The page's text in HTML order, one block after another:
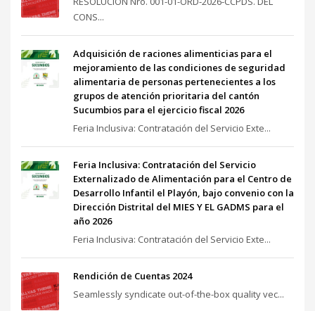
CONS...
Adquisición de raciones alimenticias para el
mejoramiento de las condiciones de seguridad
alimentaria de personas pertenecientes a los
grupos de atención prioritaria del cantón
Sucumbios para el ejercicio fiscal 2026
Feria Inclusiva: Contratación del Servicio Exte...
Feria Inclusiva: Contratación del Servicio
Externalizado de Alimentación para el Centro de
Desarrollo Infantil el Playón, bajo convenio con la
Dirección Distrital del MIES Y EL GADMS para el
año 2026
Feria Inclusiva: Contratación del Servicio Exte...
Rendición de Cuentas 2024
Seamlessly syndicate out-of-the-box quality vec...